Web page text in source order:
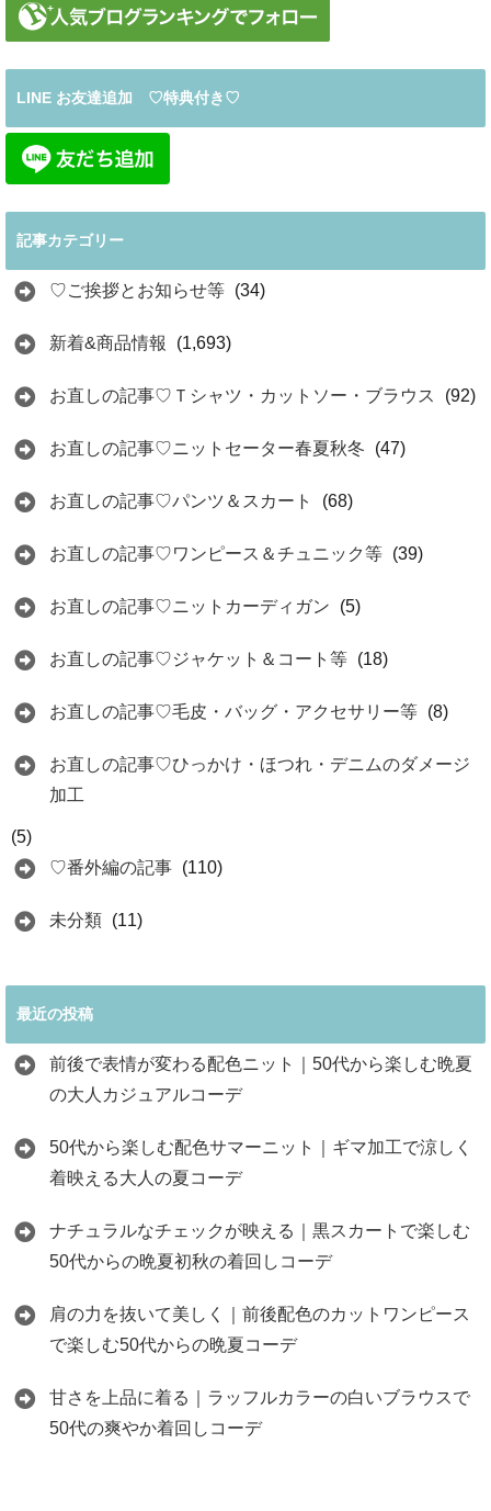
LINE お友達追加 ♡特典付き♡
記事カテゴリー
♡ご挨拶とお知らせ等 (34)
新着&商品情報 (1,693)
お直しの記事♡Ｔシャツ・カットソー・ブラウス (92)
お直しの記事♡ニットセーター春夏秋冬 (47)
お直しの記事♡パンツ＆スカート (68)
お直しの記事♡ワンピース＆チュニック等 (39)
お直しの記事♡ニットカーディガン (5)
お直しの記事♡ジャケット＆コート等 (18)
お直しの記事♡毛皮・バッグ・アクセサリー等 (8)
お直しの記事♡ひっかけ・ほつれ・デニムのダメージ
加工
(5)
♡番外編の記事 (110)
未分類 (11)
最近の投稿
前後で表情が変わる配色ニット｜50代から楽しむ晩夏
の大人カジュアルコーデ
50代から楽しむ配色サマーニット｜ギマ加工で涼しく
着映える大人の夏コーデ
ナチュラルなチェックが映える｜黒スカートで楽しむ
50代からの晩夏初秋の着回しコーデ
肩の力を抜いて美しく｜前後配色のカットワンピース
で楽しむ50代からの晩夏コーデ
甘さを上品に着る｜ラッフルカラーの白いブラウスで
50代の爽やか着回しコーデ